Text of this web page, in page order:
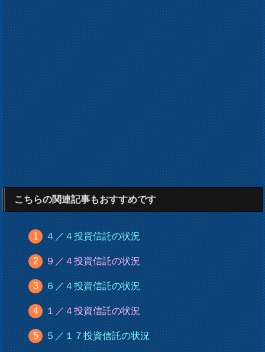
こちらの関連記事もおすすめです
４／４投資信託の状況
９／４投資信託の状況
６／４投資信託の状況
１／４投資信託の状況
５／１７投資信託の状況